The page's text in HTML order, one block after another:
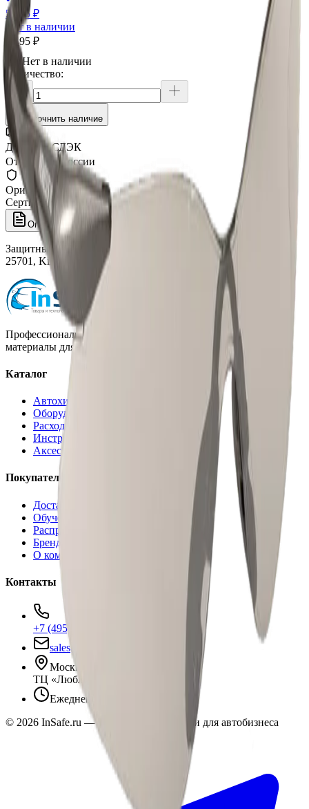
5 495 ₽
Нет в наличии
5 495 ₽
Нет в наличии
Количество:
Уточнить наличие
Доставка СДЭК
От 350₽ по России
Оригинал 100%
Сертифицированный товар
Описание
Защитные очки Jackson Safety V30 Nemesis VL, прозрачный,
25701, Kimberly Clark
Профессиональная автохимия, оборудование и расходные
материалы для детейлинга.
Каталог
Автохимия
Оборудование
Расходные материалы
Инструменты
Аксессуары
Покупателям
Доставка и оплата
Обучение
Распродажа
Бренды
О компании
Контакты
+7 (495) 135-35-99
sales@insafe.ru
Москва, Люблинская ул., 153.
ТЦ «Люблю Молл», -1 уровень
Ежедневно 10:00 — 19:00
© 2026 InSafe.ru — Товары и технологии для автобизнеса